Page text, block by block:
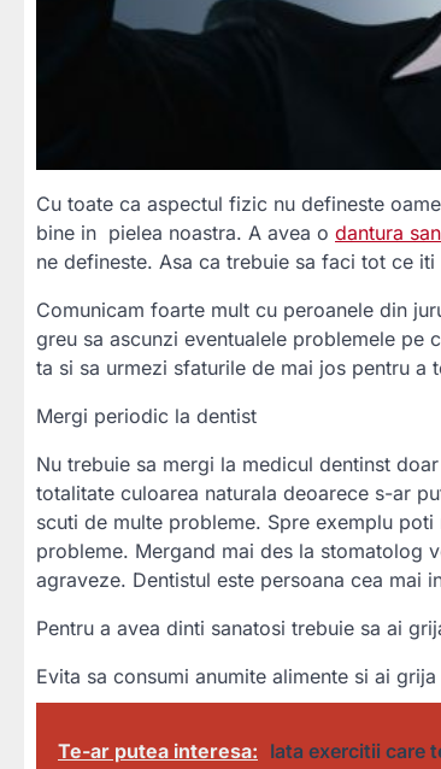
Cu toate ca aspectul fizic nu defineste
bine in pielea noastra. A avea o dantura
ne defineste. Asa ca trebuie sa faci tot ce
Comunicam foarte mult cu peroanele din
greu sa ascunzi eventualele problemele pe
ta si sa urmezi sfaturile de mai jos pentru a
Mergi periodic la dentist
Nu trebuie sa mergi la medicul dentinst
totalitate culoarea naturala deoarece s-ar
scuti de multe probleme. Spre exemplu
probleme. Mergand mai des la stomatolog
agraveze. Dentistul este persoana cea mai
Pentru a avea dinti sanatosi trebuie sa ai
Evita sa consumi anumite alimente si ai
Te-ar putea interesa: Iata exercitii care